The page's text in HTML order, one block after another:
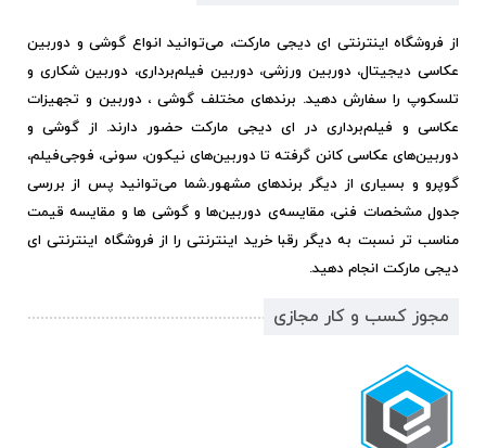
از فروشگاه اینترنتی ای دیجی مارکت، می‌توانید انواع گوشی و دوربین
عکاسی دیجیتال، دوربین ورزشی، دوربین فیلم‌برداری، دوربین شکاری و
تلسکوپ را سفارش دهید. برندهای مختلف گوشی ، دوربین و تجهیزات
عکاسی و فیلم‌برداری در ای دیجی مارکت حضور دارند. از گوشی و
دوربین‌های عکاسی کانن گرفته تا دوربین‌های نیکون، سونی، فوجی‌فیلم،
گوپرو و بسیاری از دیگر برندهای مشهور.شما می‌توانید پس از بررسی
جدول مشخصات فنی، مقایسه‌ی دوربین‌ها و گوشی ها و مقایسه قیمت
مناسب تر نسبت به دیگر رقبا خرید اینترنتی را از فروشگاه اینترنتی ای
دیجی مارکت انجام دهید.
مجوز کسب و کار مجازی